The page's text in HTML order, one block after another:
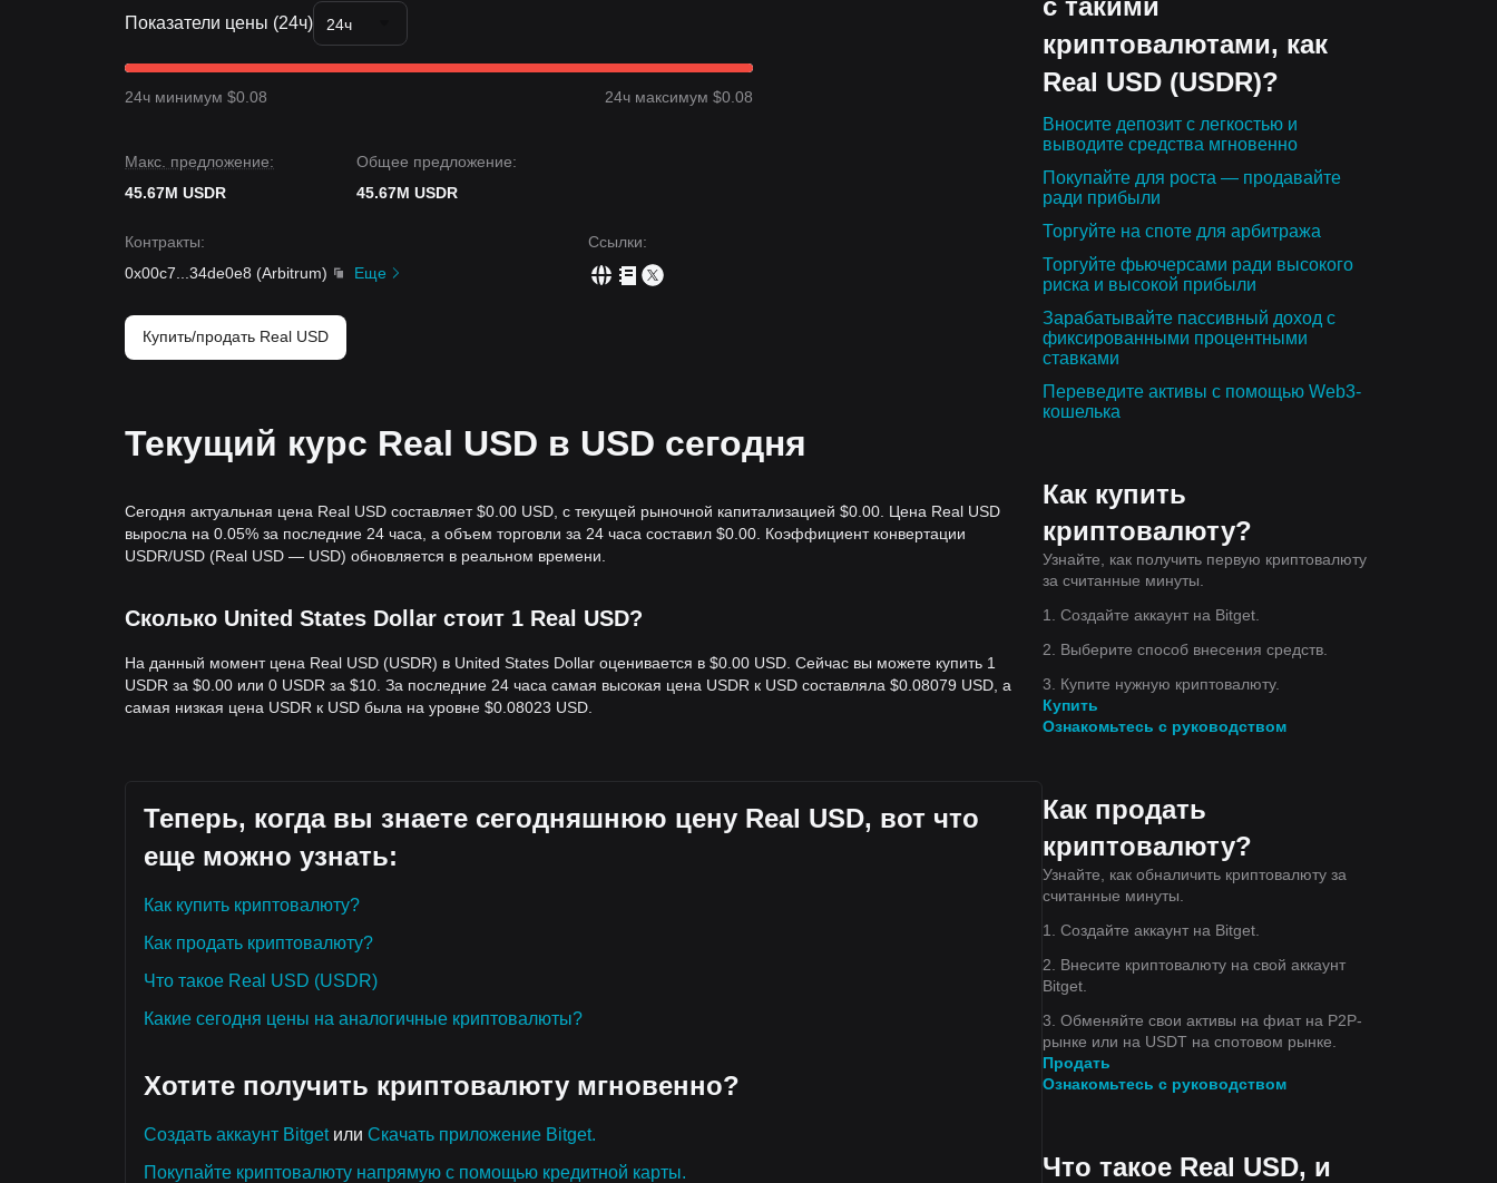
Показатели цены (24ч) 24ч
24ч минимум $0.08 24ч максимум $0.08
Макс. предложение:
45.67M USDR
Общее предложение:
45.67M USDR
Контракты:
0x00c7
34de0e8 (Arbitrum) Еще
Ссылки:
Купить/продать Real USD
Текущий курс Real USD в USD сегодня
Сегодня актуальная цена Real USD составляет $0.00 USD, с текущей рыночной капитализацией $0.00. Цена Real USD
выросла на 0.05% за последние 24 часа, а объем торговли за 24 часа составил $0.00. Коэффициент конвертации
USDR/USD (Real USD — USD) обновляется в реальном времени.
Сколько United States Dollar стоит 1 Real USD?
На данный момент цена Real USD (USDR) в United States Dollar оценивается в $0.00 USD. Сейчас вы можете купить 1
USDR за $0.00 или 0 USDR за $10. За последние 24 часа самая высокая цена USDR к USD составляла $0.08079 USD, а
самая низкая цена USDR к USD была на уровне $0.08023 USD.
Теперь, когда вы знаете сегодняшнюю цену Real USD, вот что
еще можно узнать:
Как купить криптовалюту?
Как продать криптовалюту?
Что такое Real USD (USDR)
Какие сегодня цены на аналогичные криптовалюты?
Хотите получить криптовалюту мгновенно?
Создать аккаунт Bitgetили Скачать приложение Bitget.
Покупайте криптовалюту напрямую с помощью кредитной карты.
криптовалютами, как
Real USD (USDR)?
Вносите депозит с легкостью и
выводите средства мгновенно
Покупайте для роста — продавайте
ради прибыли
Торгуйте на споте для арбитража
Торгуйте фьючерсами ради высокого
риска и высокой прибыли
Зарабатывайте пассивный доход с
фиксированными процентными
ставками
Переведите активы с помощью Web3-
кошелька
Как купить
криптовалюту?
Узнайте, как получить первую криптовалюту
за считанные минуты.
1. Создайте аккаунт на Bitget.
2. Выберите способ внесения средств.
3. Купите нужную криптовалюту.
Купить
Ознакомьтесь с руководством
Как продать
криптовалюту?
Узнайте, как обналичить криптовалюту за
считанные минуты.
1. Создайте аккаунт на Bitget.
2. Внесите криптовалюту на свой аккаунт
Bitget.
3. Обменяйте свои активы на фиат на P2P-
рынке или на USDT на спотовом рынке.
Продать
Ознакомьтесь с руководством
Что такое Real USD, и